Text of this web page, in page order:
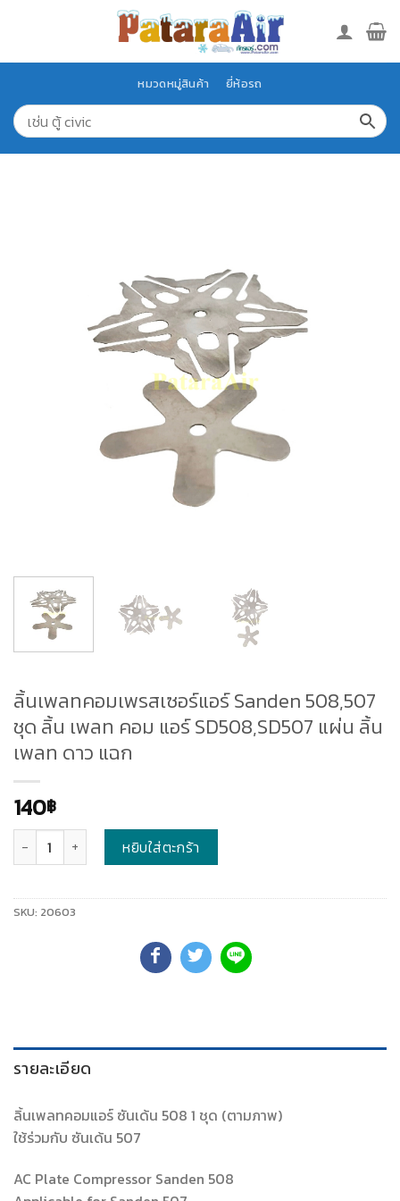
หมวดหมู่สินค้า ยี่ห้อรถ
ลิ้นเพลทคอมเพรสเซอร์แอร์ Sanden 508,507
ชุด ลิ้น เพลท คอม แอร์ SD508,SD507 แผ่น ลิ้น
เพลท ดาว แฉก
140฿
หยิบใส่ตะกร้า
SKU: 20603
รายละเอียด
ลิ้นเพลทคอมแอร์ ซันเด้น 508 1 ชุด (ตามภาพ)
ใช้ร่วมกับ ซันเด้น 507
AC Plate Compressor Sanden 508